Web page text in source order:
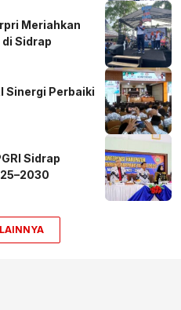
Meriahkan
Sidrap
Sinergi Perbaiki
Sidrap